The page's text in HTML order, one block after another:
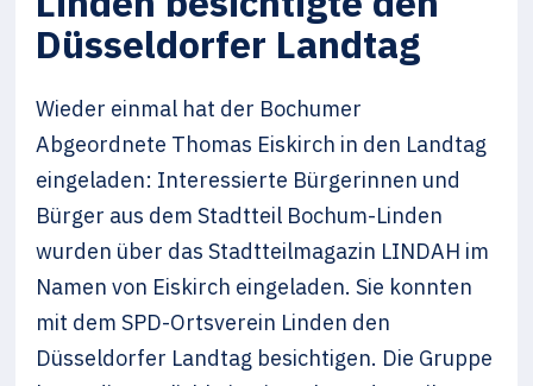
Düsseldorfer Landtag
Wieder einmal hat der Bochumer
Abgeordnete Thomas Eiskirch in den Landtag
eingeladen: Interessierte Bürgerinnen und
Bürger aus dem Stadtteil Bochum-Linden
wurden über das Stadtteilmagazin LINDAH im
Namen von Eiskirch eingeladen. Sie konnten
mit dem SPD-Ortsverein Linden den
Düsseldorfer Landtag besichtigen. Die Gruppe